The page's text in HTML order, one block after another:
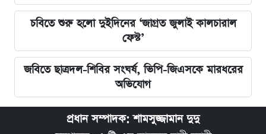
চবিতে শুরু হলো দুইদিনের ‘জাগ্রত জুলাই কালচারাল
ফেস্ট’
জবিতে ছাত্রদল-শিবির সংঘর্ষ, ভিপি-জিএসকে মারধরের
অভিযোগ
প্রধান সম্পাদক: শামসুজ্জামান দুদু